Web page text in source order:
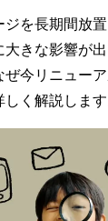
ジを長期間放置
きな影響が出
ぜ今リニュー
く解説します